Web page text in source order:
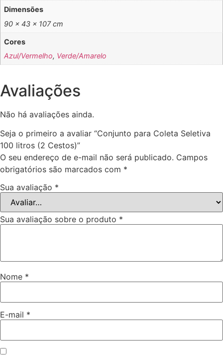
Dimensões
90 × 43 × 107 cm
Cores
Azul/Vermelho, Verde/Amarelo
Avaliações
Não há avaliações ainda.
Seja o primeiro a avaliar “Conjunto para Coleta Seletiva
100 litros (2 Cestos)”
O seu endereço de e-mail não será publicado. Campos
obrigatórios são marcados com *
Sua avaliação *
Sua avaliação sobre o produto *
Nome *
E-mail *